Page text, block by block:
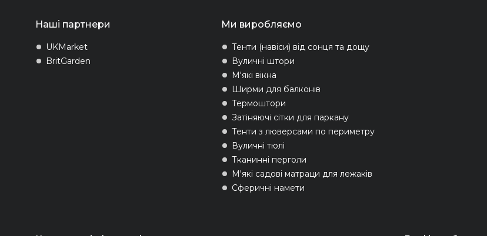
Наші партнери
UKMarket
BritGarden
Ми виробляємо
Тенти (навіси) від сонця та дощу
Вуличні штори
М'які вікна
Ширми для балконів
Термоштори
Затіняючі сітки для паркану
Тенти з люверсами по периметру
Вуличні тюлі
Тканинні перголи
М'які садові матраци для лежаків
Сферичні намети